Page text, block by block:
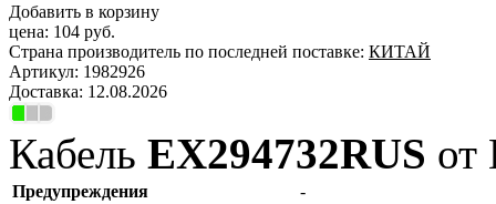
Добавить в корзину
цена: 104 руб.
Страна производитель по последней поставке: КИТАЙ
Артикул: 1982926
Доставка: 12.08.2026
Кабель EX294732RUS от
Предупреждения
-